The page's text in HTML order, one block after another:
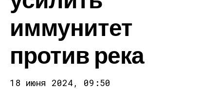
иммунитет
против река
18 июня 2024, 09:50